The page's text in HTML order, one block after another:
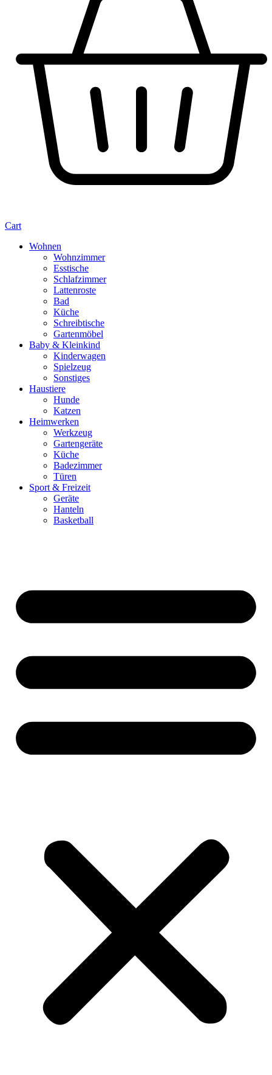
Cart
Wohnen
Wohnzimmer
Esstische
Schlafzimmer
Lattenroste
Bad
Küche
Schreibtische
Gartenmöbel
Baby & Kleinkind
Kinderwagen
Spielzeug
Sonstiges
Haustiere
Hunde
Katzen
Heimwerken
Werkzeug
Gartengeräte
Küche
Badezimmer
Türen
Sport & Freizeit
Geräte
Hanteln
Basketball